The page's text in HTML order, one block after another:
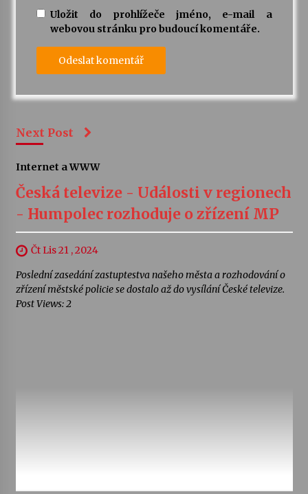
Uložit do prohlížeče jméno, e-mail a
webovou stránku pro budoucí komentáře.
Next Post
Internet a WWW
Česká televize - Události v regionech
- Humpolec rozhoduje o zřízení MP
Čt Lis 21 , 2024
Poslední zasedání zastuptestva našeho města a rozhodování o
zřízení městské policie se dostalo až do vysílání České televize.
Post Views: 2